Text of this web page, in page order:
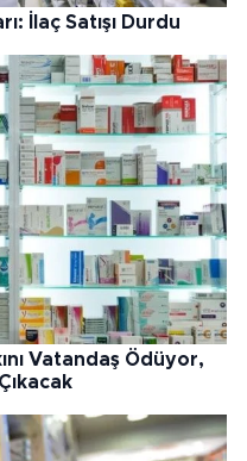
İlaç Satışı Durdu
Vatandaş Ödüyor,